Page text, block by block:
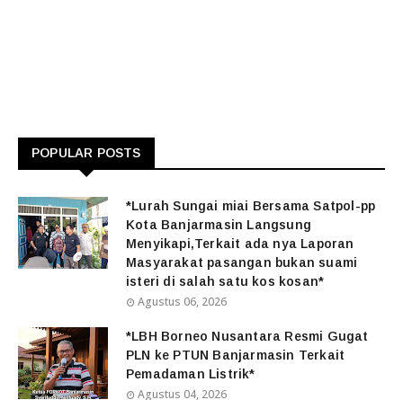
POPULAR POSTS
*Lurah Sungai miai Bersama Satpol-pp
Kota Banjarmasin Langsung
Menyikapi,Terkait ada nya Laporan
Masyarakat pasangan bukan suami
isteri di salah satu kos kosan*
Agustus 06, 2026
*LBH Borneo Nusantara Resmi Gugat
PLN ke PTUN Banjarmasin Terkait
Pemadaman Listrik*
Agustus 04, 2026